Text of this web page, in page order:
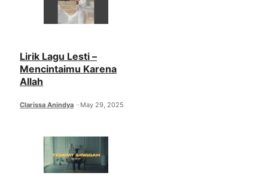
Lirik Lagu Lesti –
Mencintaimu Karena
Allah
Clarissa Anindya May 29, 2025